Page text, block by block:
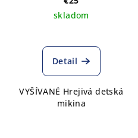
skladom
Detail
VYŠÍVANÉ Hrejivá detská
mikina